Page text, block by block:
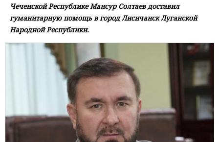
Чеченской Республике Мансур Солтаев доставил
гуманитарную помощь в город Лисичанск Луганской
Народной Республики.